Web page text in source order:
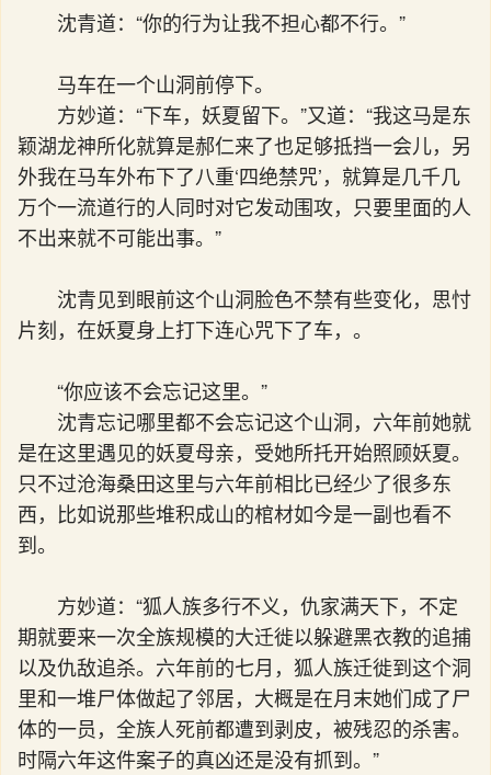
沈青道：“你的行为让我不担心都不行。”
马车在一个山洞前停下。
方妙道：“下车，妖夏留下。”又道：“我这马是东
颖湖龙神所化就算是郝仁来了也足够抵挡一会儿，另
外我在马车外布下了八重‘四绝禁咒’，就算是几千几
万个一流道行的人同时对它发动围攻，只要里面的人
不出来就不可能出事。”
沈青见到眼前这个山洞脸色不禁有些变化，思忖
片刻，在妖夏身上打下连心咒下了车，。
“你应该不会忘记这里。”
沈青忘记哪里都不会忘记这个山洞，六年前她就
是在这里遇见的妖夏母亲，受她所托开始照顾妖夏。
只不过沧海桑田这里与六年前相比已经少了很多东
西，比如说那些堆积成山的棺材如今是一副也看不
到。
方妙道：“狐人族多行不义，仇家满天下，不定
期就要来一次全族规模的大迁徙以躲避黑衣教的追捕
以及仇敌追杀。六年前的七月，狐人族迁徙到这个洞
里和一堆尸体做起了邻居，大概是在月末她们成了尸
体的一员，全族人死前都遭到剥皮，被残忍的杀害。
时隔六年这件案子的真凶还是没有抓到。”